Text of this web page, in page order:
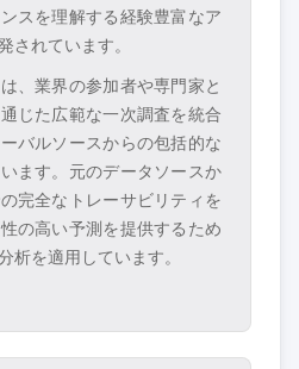
スを理解する経験豊富なア
されています。
、業界の参加者や専門家と
じた広範な一次調査を統合
バルソースからの包括的な
ます。元のデータソースか
完全なトレーサビリティを
の高い予測を提供するため
析を適用しています。